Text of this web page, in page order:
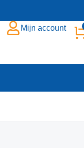
Mijn account